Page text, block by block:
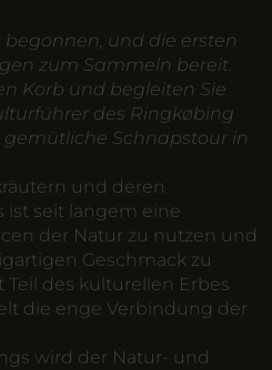
und die ersten
zum Sammeln bereit.
Korb und begleiten Sie
des Ringkøbing
Schnapstour in
und deren
ist seit langem eine
der Natur zu nutzen und
Geschmack zu
Teil des kulturellen Erbes
die enge Verbindung der
wird der Natur- und